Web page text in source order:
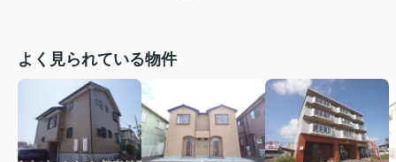
よく見られている物件